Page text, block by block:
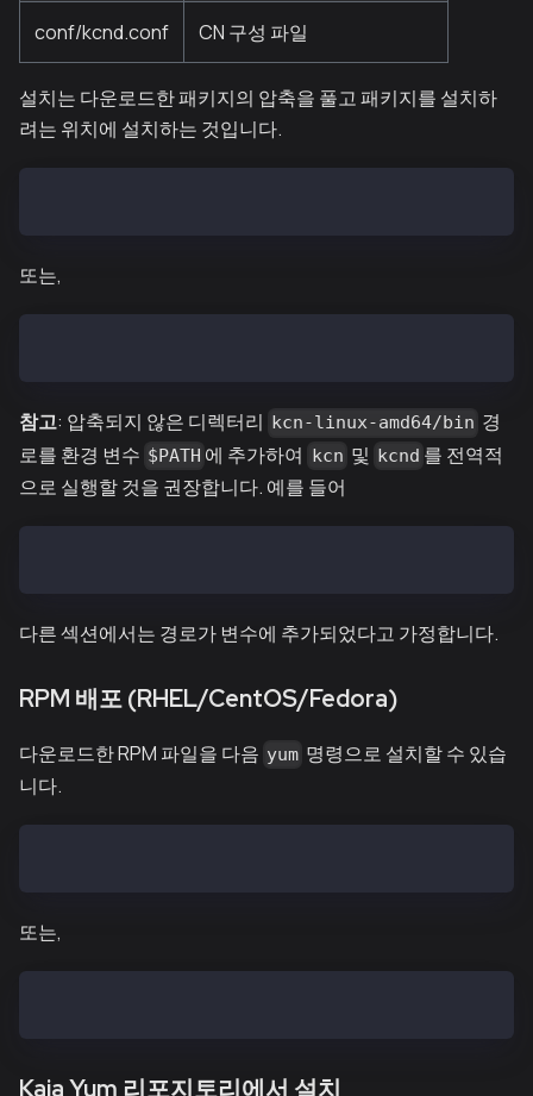
conf/kcnd.conf CN 구성 파일
설치는 다운로드한 패키지의 압축을 풀고 패키지를 설치하
려는 위치에 설치하는 것입니다.
또는,
참고: 압축되지 않은 디렉터리 kcn-linux-amd64/bin 경
로를 환경 변수 $PATH 에 추가하여 kcn 및 kcnd 를 전역적
으로 실행할 것을 권장합니다. 예를 들어
다른 섹션에서는 경로가 변수에 추가되었다고 가정합니다.
RPM 배포 (RHEL/CentOS/Fedora)
다운로드한 RPM 파일을 다음 yum 명령으로 설치할 수 있습
니다.
또는,
Kaia Yum 리포지토리에서 설치